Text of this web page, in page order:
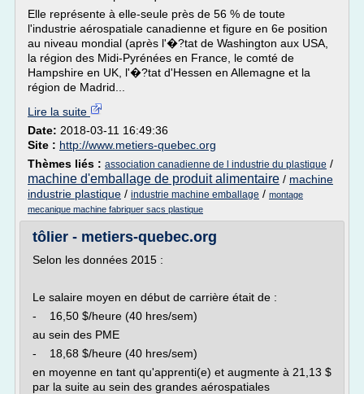
Elle représente à elle-seule près de 56 % de toute
l'industrie aérospatiale canadienne et figure en 6e position
au niveau mondial (après l'�?tat de Washington aux USA,
la région des Midi-Pyrénées en France, le comté de
Hampshire en UK, l'�?tat d'Hessen en Allemagne et la
région de Madrid...
Lire la suite
Date: 2018-03-11 16:49:36
Site : http://www.metiers-quebec.org
Thèmes liés : association canadienne de l industrie du plastique /
machine d'emballage de produit alimentaire / machine
industrie plastique / industrie machine emballage / montage
mecanique machine fabriquer sacs plastique
tôlier - metiers-quebec.org
Selon les données 2015 :
Le salaire moyen en début de carrière était de :
- 16,50 $/heure (40 hres/sem)
au sein des PME
- 18,68 $/heure (40 hres/sem)
en moyenne en tant qu'apprenti(e) et augmente à 21,13 $
par la suite au sein des grandes aérospatiales